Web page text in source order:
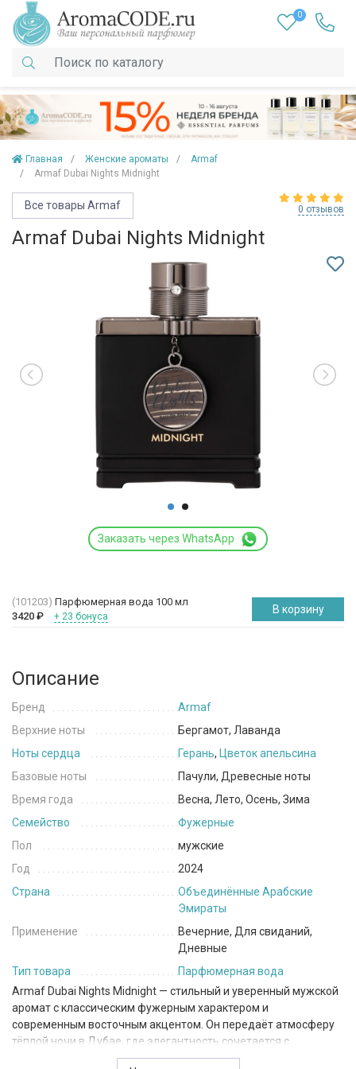
0
Главная Женские ароматы
Armaf
Armaf Dubai Nights Midnight
Все товары Armaf 0 отзывов
Armaf Dubai Nights Midnight
Заказать через WhatsApp
(101203) Парфюмерная вода 100 мл
3420 ₽ + 23 бонуса
В корзину
Описание
Бренд
Armaf
Верхние ноты
Бергамот, Лаванда
Ноты сердца
Герань, Цветок апельсина
Базовые ноты
Пачули, Древесные ноты
Время года
Весна, Лето, Осень, Зима
Семейство
Фужерные
Пол
мужские
Год
2024
Страна
Объединённые Арабские
Эмираты
Применение
Вечерние, Для свиданий,
Дневные
Тип товара
Парфюмерная вода
Armaf Dubai Nights Midnight — стильный и уверенный мужской
аромат с классическим фужерным характером и
современным восточным акцентом. Он передаёт атмосферу
тёплой ночи в Дубае, где элегантность сочетается с
расслабленной уверенностью и сдержанной роскошью.